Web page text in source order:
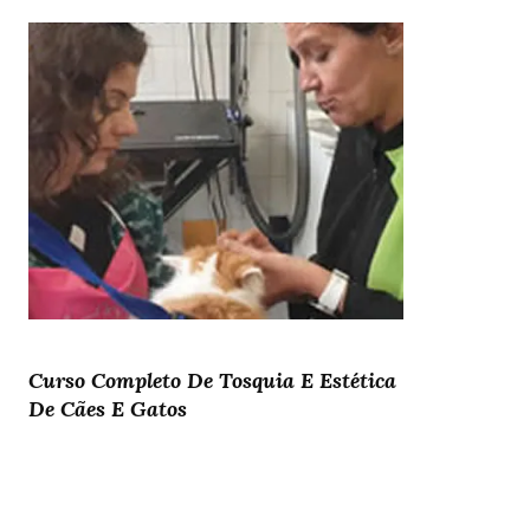
Curso Completo De Tosquia E Estética
De Cães E Gatos